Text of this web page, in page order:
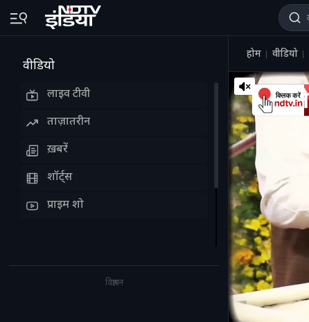
वीडियो
लाइव टीवी
ताज़ातरीन
ख़बरें
शॉर्ट्स
प्राइम शो
विज्ञापन
होम वीडियो